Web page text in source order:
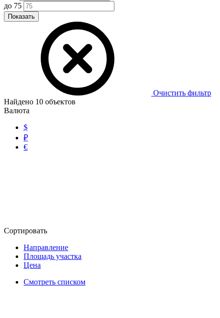
до 75
Показать
Очистить фильтр
Найдено 10 объектов
Валюта
$
₽
€
Сортировать
Направление
Площадь участка
Цена
Смотреть списком